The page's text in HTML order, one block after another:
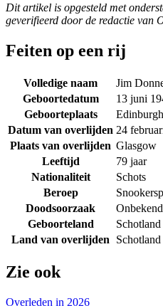
Dit artikel is opgesteld met
geverifieerd door de redactie van
Feiten op een rij
Volledige naam
Jim
Geboortedatum
13 juni
Geboorteplaats
Edinburgh
Datum van overlijden 24
Plaats van overlijden Glasgow
Leeftijd
79 jaar
Nationaliteit
Schots
Beroep
Doodsoorzaak
Onbekend
Geboorteland
Schotland
Land van overlijden
Schotland
Zie ook
Overleden in 2026